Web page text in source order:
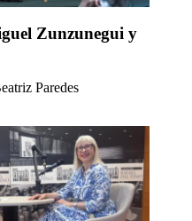
Zunzunegui y
Paredes